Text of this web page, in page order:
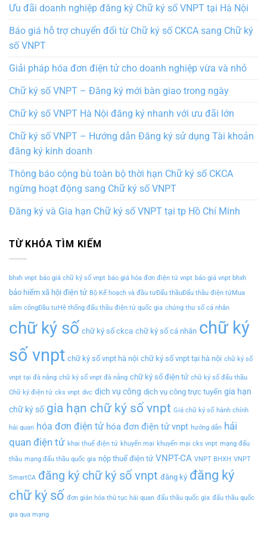
Ưu đãi doanh nghiệp đăng ký Chữ ký số VNPT tại Hà Nội
Báo giá hỗ trợ chuyển đổi từ Chữ ký số CKCA sang Chữ ký
số VNPT
Giải pháp hóa đơn điện tử cho doanh nghiệp vừa và nhỏ
Chữ ký số VNPT – Đăng ký mới bàn giao trong ngày
Chữ ký số VNPT Hà Nội đăng ký nhanh với ưu đãi lớn
Chữ ký số VNPT – Hướng dẫn Đăng ký sử dụng Tài khoản
đăng ký kinh doanh
Thông báo cộng bù toàn bộ thời hạn Chữ ký số CKCA
ngừng hoạt động sang Chữ ký số VNPT
Đăng ký và Gia hạn Chữ ký số VNPT tại tp Hồ Chí Minh
TỪ KHÓA TÌM KIẾM
bhxh vnpt báo giá chữ ký số vnpt báo giá hóa đơn điện tử vnpt báo giá vnpt bhxh
bảo hiểm xã hội điện tử Bộ Kế hoạch và đầu tưĐấu thầuĐấu thầu điện tửMua
sắm côngĐầu tưHệ thống đấu thầu điện tử quốc gia chứng thư số cá nhân
chữ ký số chữ ký số ckca chữ ký số cá nhân chữ ký
số vnpt chữ ký số vnpt hà nội chữ ký số vnpt tại hà nội chữ ký số
vnpt tại đà nẵng chữ ký số vnpt đà nẵng chữ ký số điện tử chữ ký số đấu thầu
Chữ ký điện tử cks vnpt dvc dịch vụ công dịch vụ công trực tuyến gia hạn
chữ ký số gia hạn chữ ký số vnpt Giá chữ ký số hành chính
hải quan hóa đơn điện tử hóa đơn điện tử vnpt hướng dẫn hải
quan điện tử khai thuế điện tử khuyến mại khuyến mại cks vnpt mạng đấu
thầu mạng đấu thầu quốc gia nộp thuế điện tử VNPT-CA VNPT BHXH VNPT
SmartCA đăng ký chữ ký số vnpt đăng ký đăng ký
chữ ký số đơn giản hóa thủ tục hải quan đấu thầu quốc gia đấu thầu quốc
gia qua mạng